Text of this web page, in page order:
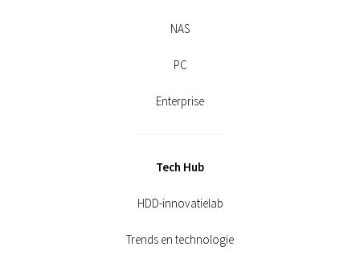
NAS
PC
Enterprise
Tech Hub
HDD-innovatielab
Trends en technologie